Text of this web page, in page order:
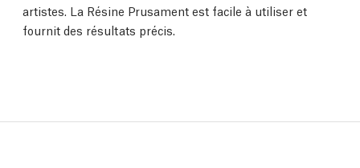
artistes. La Résine Prusament est facile à utiliser et
fournit des résultats précis.